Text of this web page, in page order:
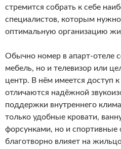
стремится собрать к себе
специалистов, которым
оптимальную организацию
Обычно номер в апарт-отеле
мебель, но и телевизор или
центр. В нём имеется доступ
отличаются надёжной
поддержки внутреннего
только удобные кровати,
форсунками, но и спортивные
благотворно влияет на